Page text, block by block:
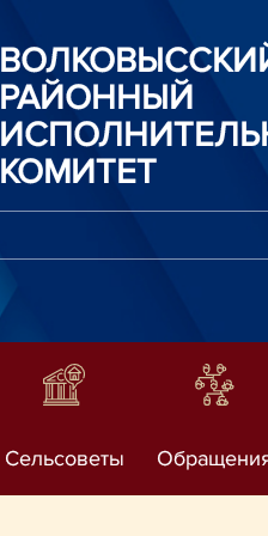
РАЙОННЫЙ
КОМИТЕТ
Сельсоветы